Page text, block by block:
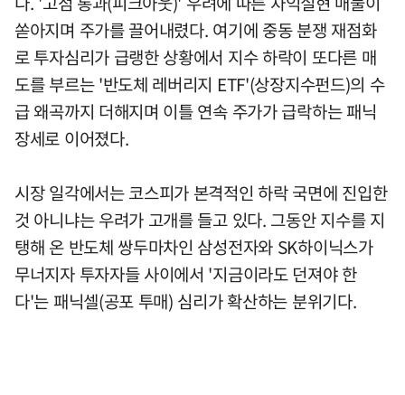
쏟아지며 주가를 끌어내렸다. 여기에 중동 분쟁 재점화
로 투자심리가 급랭한 상황에서 지수 하락이 또다른 매
도를 부르는 '반도체 레버리지 ETF'(상장지수펀드)의 수
급 왜곡까지 더해지며 이틀 연속 주가가 급락하는 패닉
장세로 이어졌다.
시장 일각에서는 코스피가 본격적인 하락 국면에 진입한
것 아니냐는 우려가 고개를 들고 있다. 그동안 지수를 지
탱해 온 반도체 쌍두마차인 삼성전자와 SK하이닉스가
무너지자 투자자들 사이에서 '지금이라도 던져야 한
다'는 패닉셀(공포 투매) 심리가 확산하는 분위기다.